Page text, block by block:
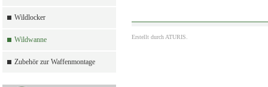
Wildlocker
Wildwanne
Zubehör zur Waffenmontage
Erstellt durch ATURIS.